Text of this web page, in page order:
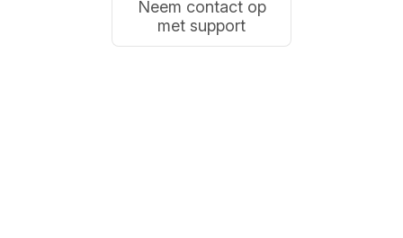
Neem contact op
met support